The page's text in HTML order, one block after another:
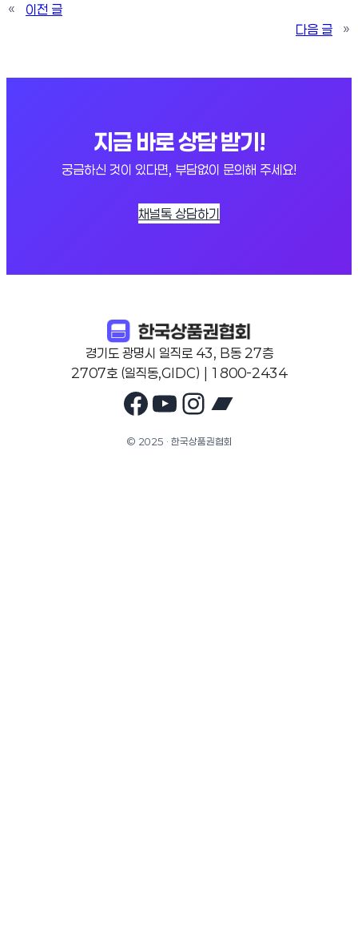
«
이전 글
다음 글
»
지금 바로 상담 받기!
궁금하신 것이 있다면, 부담없이 문의해 주세요!
채널톡 상담하기
경기도 광명시 일직로 43, B동 27층
2707호 (일직동,GIDC) | 1800-2434
Facebook
YouTube
Instagram
© 2025 · 한국상품권협회